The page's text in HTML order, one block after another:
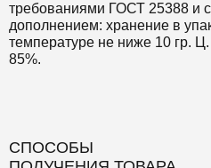
требованиями ГОСТ 25388 и
дополнением: хранение в
температуре не ниже 10 гр.
85%.
СПОСОБЫ